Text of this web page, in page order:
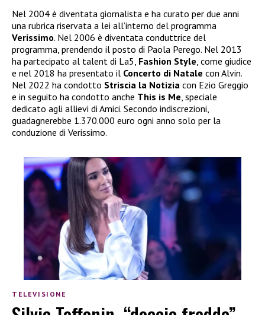
Nel 2004 è diventata giornalista e ha curato per due anni
una rubrica riservata a lei all’interno del programma
Verissimo. Nel 2006 è diventata conduttrice del
programma, prendendo il posto di Paola Perego. Nel 2013
ha partecipato al talent di La5, Fashion Style, come giudice
e nel 2018 ha presentato il Concerto di Natale con Alvin.
Nel 2022 ha condotto Striscia la Notizia con Ezio Greggio
e in seguito ha condotto anche This is Me, speciale
dedicato agli allievi di Amici. Secondo indiscrezioni,
guadagnerebbe 1.370.000 euro ogni anno solo per la
conduzione di Verissimo.
TELEVISIONE